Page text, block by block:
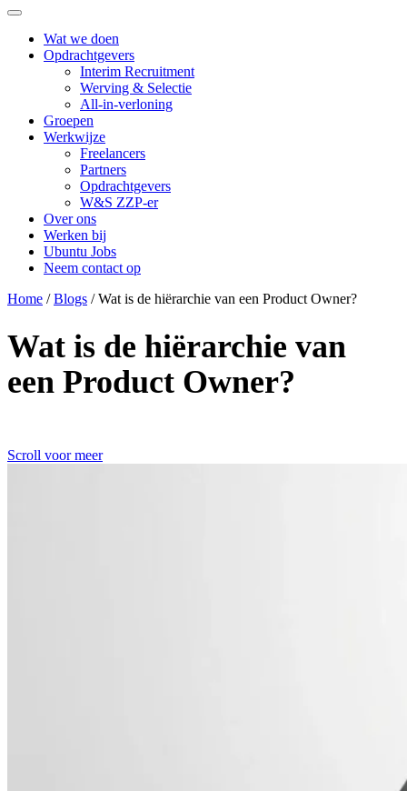
Wat we doen
Opdrachtgevers
Interim Recruitment
Werving & Selectie
All-in-verloning
Groepen
Werkwijze
Freelancers
Partners
Opdrachtgevers
W&S ZZP-er
Over ons
Werken bij
Ubuntu Jobs
Neem contact op
Home /Blogs /Wat is de hiërarchie van een Product Owner?
Wat is de hiërarchie van
een Product Owner?
Scroll voor meer